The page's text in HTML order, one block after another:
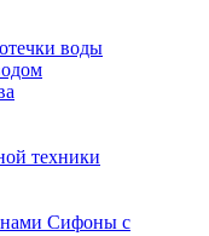
воды
техники
Сифоны с